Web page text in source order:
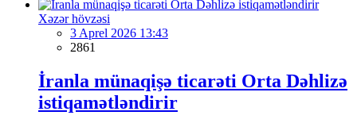
Xəzər hövzəsi
3 Aprel 2026 13:43
2861
İranla münaqişə ticarəti Orta Dəhlizə
istiqamətləndirir